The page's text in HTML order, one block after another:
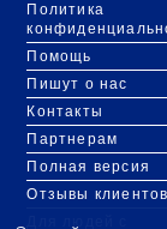
Политика
Помощь
Пишут о нас
Контакты
Партнерам
Полная версия
Отзывы клиентов